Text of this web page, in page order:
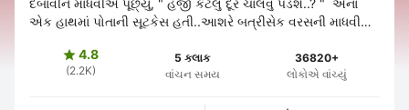
દબાવીને માધવીએ પૂછ્યું, " હજી કેટલું દૂર ચાલવું પડશે..? " એનાં
એક હાથમાં પોતાની સૂટકેસ હતી..આશરે બત્રીસેક વરસની માધવી
 4.8
(2.2K)
5 કલાક
વાંચન સમય
36820+
લોકોએ વાંચ્યું